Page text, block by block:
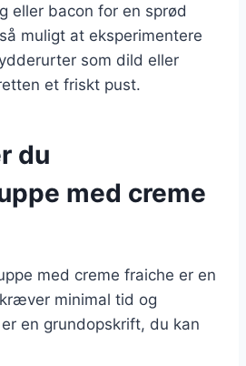
eller bacon for en sprød
muligt at eksperimentere
som dild eller
et friskt pust.
du
med creme
med creme fraiche er en
minimal tid og
en grundopskrift, du kan